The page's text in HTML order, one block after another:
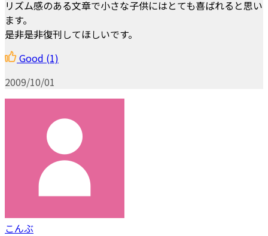
リズム感のある文章で小さな子供にはとても喜ばれると思い
ます。
是非是非復刊してほしいです。
Good (1)
2009/10/01
こんぶ